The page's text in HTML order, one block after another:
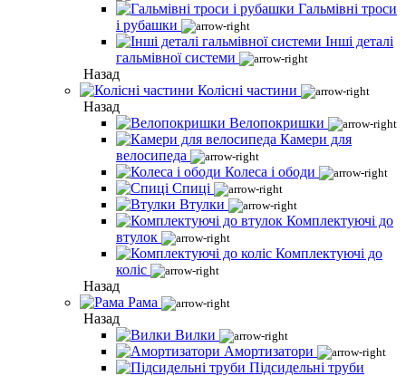
Гальмівні троси
і рубашки
Інші деталі
гальмівної системи
Назад
Колісні частини
Назад
Велопокришки
Камери для
велосипеда
Колеса і ободи
Спиці
Втулки
Комплектуючі до
втулок
Комплектуючі до
коліс
Назад
Рама
Назад
Вилки
Амортизатори
Підсидельні труби